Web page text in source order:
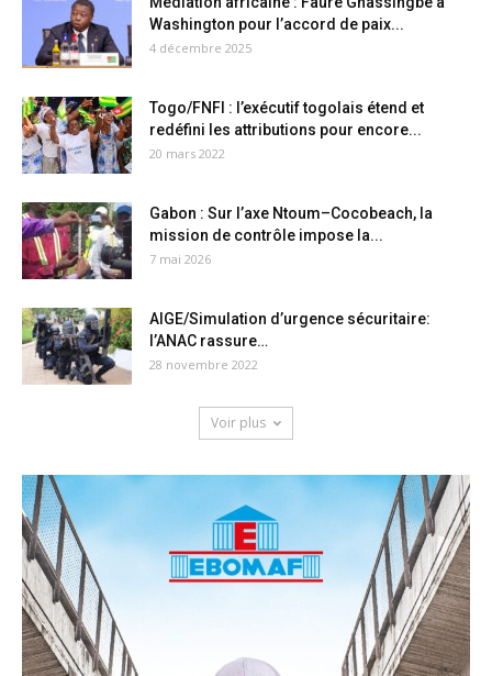
Washington pour l’accord de paix...
4 décembre 2025
Togo/FNFI : l’exécutif togolais étend et
redéfini les attributions pour encore...
20 mars 2022
Gabon : Sur l’axe Ntoum–Cocobeach, la
mission de contrôle impose la...
7 mai 2026
AIGE/Simulation d’urgence sécuritaire:
l’ANAC rassure…
28 novembre 2022
Voir plus